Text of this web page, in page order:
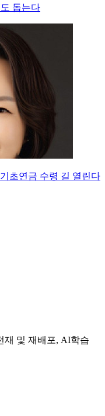
돕는다
초연금 수령 길 열린다
및 재배포, AI학습